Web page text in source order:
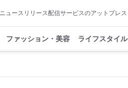
ュースリリース配信サービスのアットプレス
ファッション・美容 ライフスタイル